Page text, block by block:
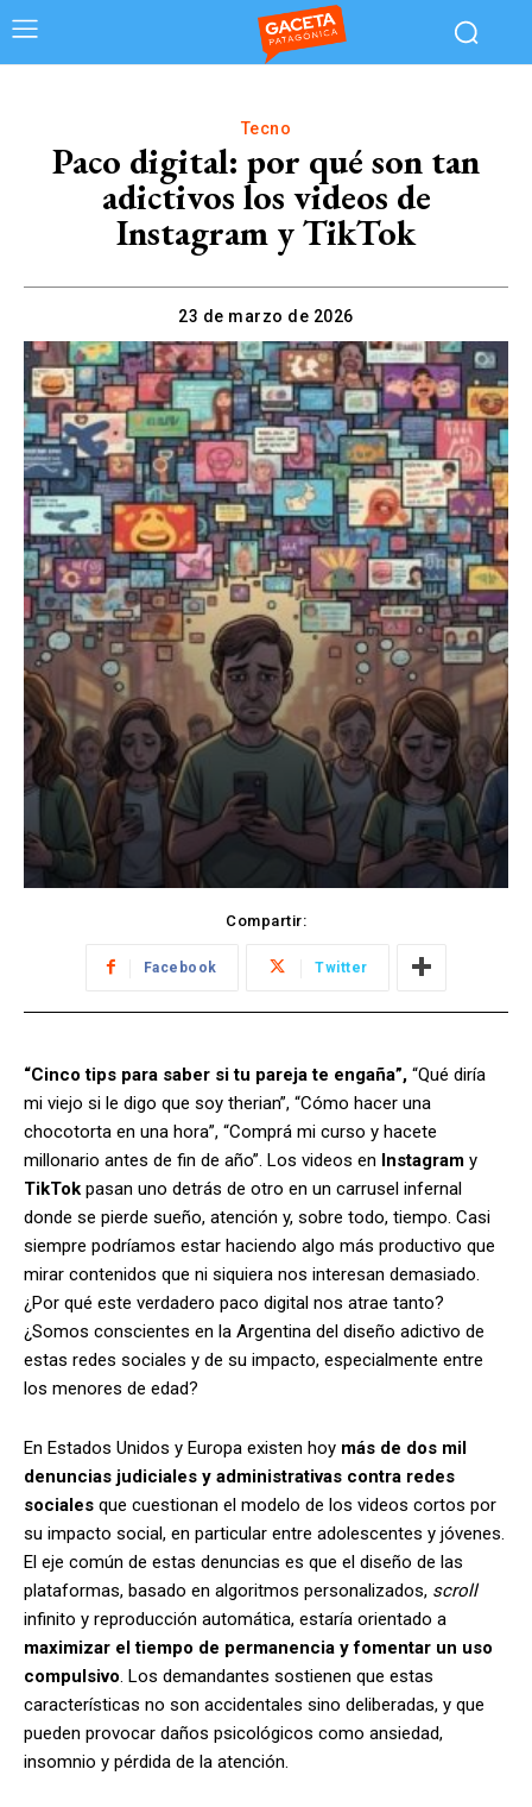
Tecno
Paco digital: por qué son tan
adictivos los videos de
Instagram y TikTok
23 de marzo de 2026
Compartir:
Facebook Twitter
“Cinco tips para saber si tu pareja te engaña”, “Qué diría
mi viejo si le digo que soy therian”, “Cómo hacer una
chocotorta en una hora”, “Comprá mi curso y hacete
millonario antes de fin de año”. Los videos en Instagram y
TikTok pasan uno detrás de otro en un carrusel infernal
donde se pierde sueño, atención y, sobre todo, tiempo. Casi
siempre podríamos estar haciendo algo más productivo que
mirar contenidos que ni siquiera nos interesan demasiado.
¿Por qué este verdadero paco digital nos atrae tanto?
¿Somos conscientes en la Argentina del diseño adictivo de
estas redes sociales y de su impacto, especialmente entre
los menores de edad?
En Estados Unidos y Europa existen hoy más de dos mil
denuncias judiciales y administrativas contra redes
sociales que cuestionan el modelo de los videos cortos por
su impacto social, en particular entre adolescentes y jóvenes.
El eje común de estas denuncias es que el diseño de las
plataformas, basado en algoritmos personalizados, scroll
infinito y reproducción automática, estaría orientado a
maximizar el tiempo de permanencia y fomentar un uso
compulsivo. Los demandantes sostienen que estas
características no son accidentales sino deliberadas, y que
pueden provocar daños psicológicos como ansiedad,
insomnio y pérdida de la atención.